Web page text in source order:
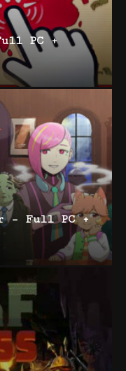
PC +
– Full PC +